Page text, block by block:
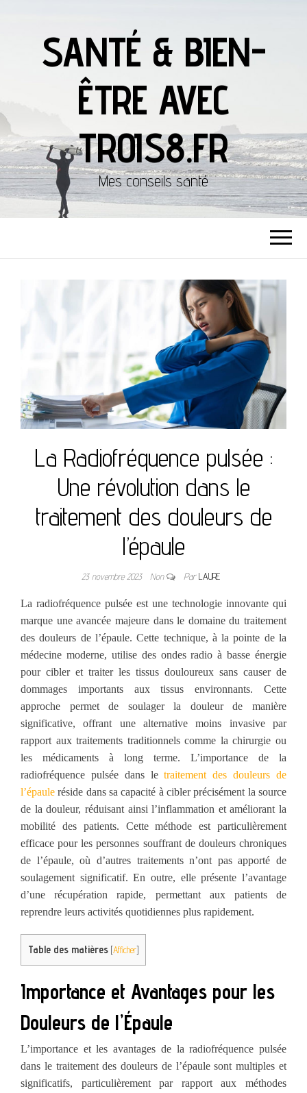
SANTÉ & BIEN-
ÊTRE AVEC
TROIS8.FR
Mes conseils santé
La Radiofréquence pulsée :
Une révolution dans le
traitement des douleurs de
l’épaule
23 novembre 2023 Non ParLAURE
La radiofréquence pulsée est une technologie innovante qui
marque une avancée majeure dans le domaine du traitement
des douleurs de l’épaule. Cette technique, à la pointe de la
médecine moderne, utilise des ondes radio à basse énergie
pour cibler et traiter les tissus douloureux sans causer de
dommages importants aux tissus environnants. Cette
approche permet de soulager la douleur de manière
significative, offrant une alternative moins invasive par
rapport aux traitements traditionnels comme la chirurgie ou
les médicaments à long terme. L’importance de la
radiofréquence pulsée dans letraitement des douleurs de
l’épauleréside dans sa capacité à cibler précisément la source
de la douleur, réduisant ainsi l’inflammation et améliorant la
mobilité des patients. Cette méthode est particulièrement
efficace pour les personnes souffrant de douleurs chroniques
de l’épaule, où d’autres traitements n’ont pas apporté de
soulagement significatif. En outre, elle présente l’avantage
d’une récupération rapide, permettant aux patients de
reprendre leurs activités quotidiennes plus rapidement.
Table des matières [Afficher]
Importance et Avantages pour les
Douleurs de l’Épaule
L’importance et les avantages de la radiofréquence pulsée
dans le traitement des douleurs de l’épaule sont multiples et
significatifs, particulièrement par rapport aux méthodes